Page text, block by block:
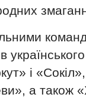
і
а також